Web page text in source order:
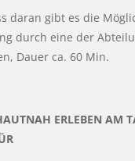
daran gibt es die
durch eine der
Dauer ca. 60 Min.
ERLEBEN AM